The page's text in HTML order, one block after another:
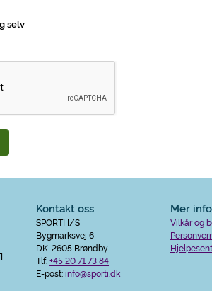
selv
Kontakt oss
SPORTI I/S
Bygmarksvej 6
DK-2605 Brøndby
Tlf:+45 20 71 73 84
E-post:info@sporti.dk
Mer
Vilkår og